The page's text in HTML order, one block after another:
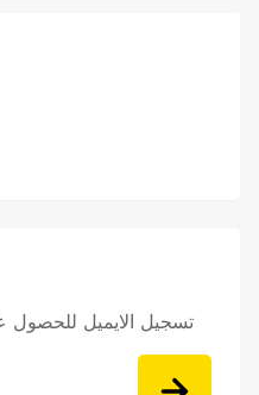
تسجيل الايميل للحصول